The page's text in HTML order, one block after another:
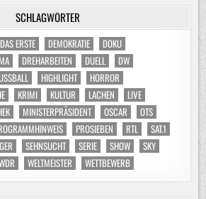
SCHLAGWÖRTER
DAS ERSTE DEMOKRATIE
DOKU
DREHARBEITEN DUELL
DW
HIGHLIGHT
HORROR
KRIMI KULTUR LACHEN
LIVE
MINISTERPRÄSIDENT OSCAR
OTS
PROSIEBEN RTL
SAT.1
SEHNSUCHT SERIE SHOW
SKY
WELTMEISTER WETTBEWERB